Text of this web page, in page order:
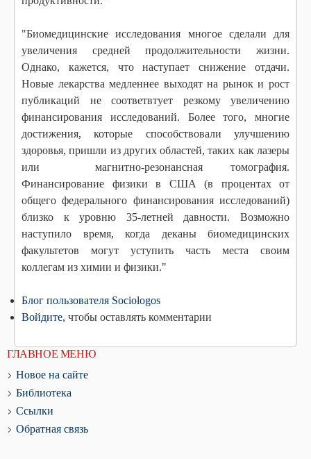
"Биомедицинские исследования многое сделали для
увеличения средней продолжительности жизни.
Однако, кажется, что наступает снижение отдачи.
Новые лекарства медленнее выходят на рынок и рост
публикаций не соответвтует резкому увеличению
финансирования исследований. Более того, многие
достижения, которые способствовали улучшению
здоровья, пришли из других областей, таких как лазеры
или магнитно-резонансная томография.
Финансирование физики в США (в процентах от
общего федерального финансирования исследований)
близко к уровню 35-летней давности. Возможно
наступило время, когда деканы биомедицинских
факультетов могут уступить часть места своим
коллегам из химии и физики."
Блог пользователя Sociologos
Войдите, чтобы оставлять комментарии
ГЛАВНОЕ МЕНЮ
Новое на сайте
Библиотека
Ссылки
Обратная связь